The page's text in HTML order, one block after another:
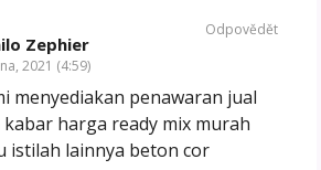
Zephier
2021 (4:59)
menyediakan penawaran jual
kabar harga ready mix murah
istilah lainnya beton cor
Odpovědět